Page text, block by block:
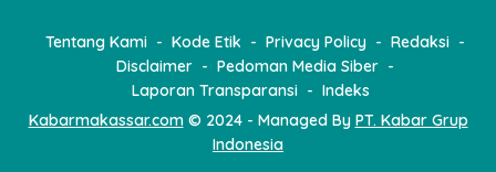
Tentang Kami Kode Etik Privacy Policy
Redaksi
Disclaimer
Pedoman Media Siber
Laporan Transparansi
Indeks
Kabarmakassar.com© 2024 - Managed By PT. Kabar Grup
Indonesia